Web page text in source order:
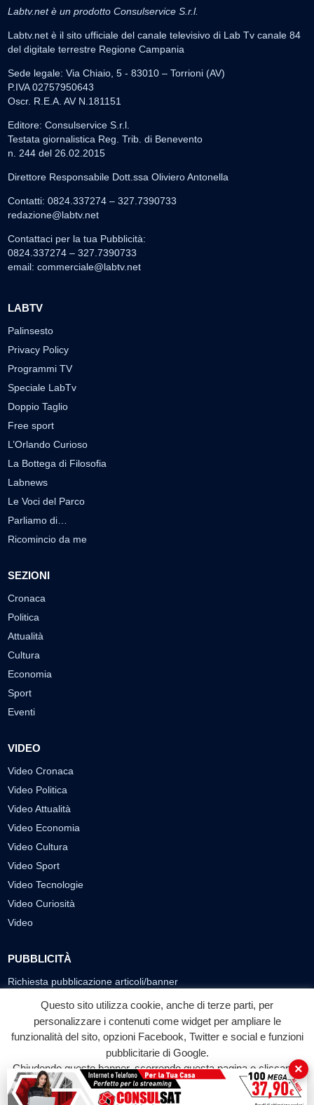
Labtv.net è un prodotto Consulservice S.r.l.
Labtv.net è il sito ufficiale del canale televisivo di Lab Tv canale 84
del digitale terrestre Regione Campania
Sede legale: Via Chiaio, 5 - 83010 – Torrioni (AV)
P.IVA 02757950643
Oscr. R.E.A. AV N.181151
Editore: Consulservice S.r.l.
Testata giornalistica Reg. Trib. di Benevento
n. 244 del 26.02.2015
Direttore Responsabile Dott.ssa Oliviero Antonella
Contatti: 0824.337274 – 327.7390733
redazione@labtv.net
Contattaci per la tua Pubblicità:
0824.337274 – 327.7390733
email: commerciale@labtv.net
LABTV
Palinsesto
Privacy Policy
Programmi TV
Speciale LabTv
Doppio Taglio
Free sport
L’Orlando Curioso
La Bottega di Filosofia
Labnews
Le Voci del Parco
Parliamo di…
Ricomincio da me
SEZIONI
Cronaca
Politica
Attualità
Cultura
Economia
Sport
Eventi
VIDEO
Video Cronaca
Video Politica
Video Attualità
Video Economia
Video Cultura
Video Sport
Video Tecnologie
Video Curiosità
Video
PUBBLICITÀ
Richiesta pubblicazione articoli/banner
SEGUICI SUI SOCIAL
f
Facebook
◎ ▶
YouTube
Questo sito utilizza cookie, anche di terze parti, per
personalizzare i contenuti come widget per ampliare le
funzionalità del sito, opzioni Facebook, Twitter e social e funzioni
pubblicitarie di Google.
Chiudendo questo banner, scorrendo questa pagina o cliccando
su qualunque suo elemento acconsenti all'uso dei cookie.
×